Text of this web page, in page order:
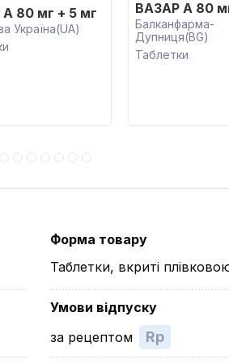
80 мг + 5 мг
Україна(UA)
ВАЗАР А 80
Балканфарма-
Дупниця(BG)
Таблетки
Форма товару
Таблетки, вкриті
Умови відпуску
за рецептом
Rp